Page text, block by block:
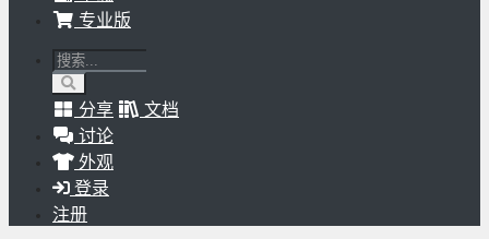
专业版
分享
文档
讨论
外观
登录
注册